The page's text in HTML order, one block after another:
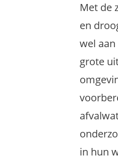
Met de
en
wel
grote
in hun